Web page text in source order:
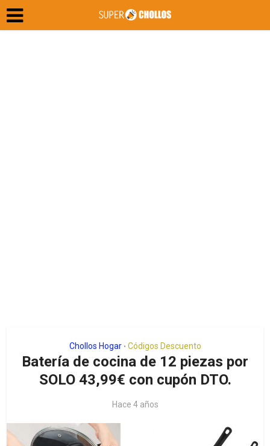
Chollos Hogar • Códigos Descuento
Batería de cocina de 12 piezas por
SOLO 43,99€ con cupón DTO.
Hace 4 años